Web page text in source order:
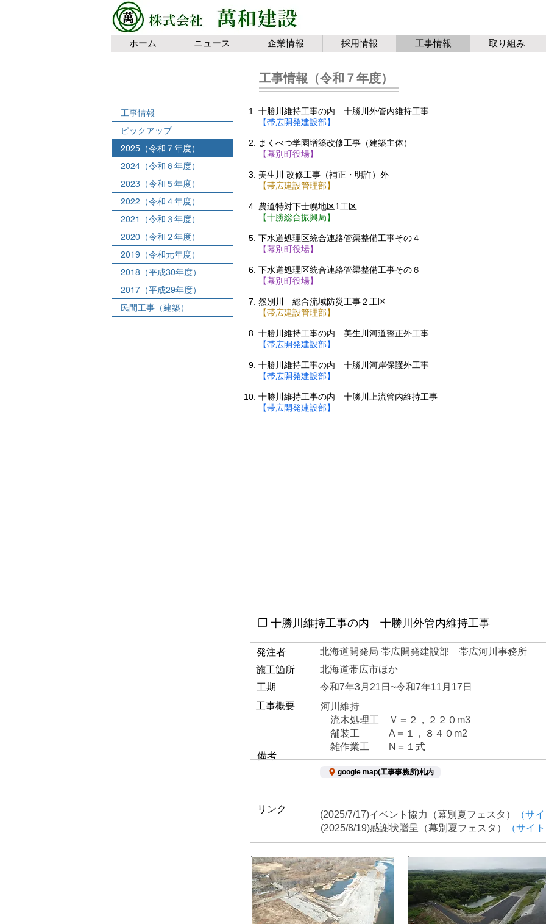
ホーム ニュース 企業情報 採用情報 工事情報 取り組み
工事情報
ピックアップ
2025（令和７年度）
2024（令和６年度）
2023（令和５年度）
2022（令和４年度）
2021（令和３年度）
2020（令和２年度）
2019（令和元年度）
2018（平成30年度）
2017（平成29年度）
民間工事（建築）
工事情報（令和７年度）
十勝川維持工事の内 十勝川外管内維持工事
【帯広開発建設部】
まくべつ学園増築改修工事（建築主体）
​【幕別町役場】
美生川 改修工事（補正・明許）外
【帯広建設管理部】
農道特対下士幌地区1工区​
【十勝総合振興局】
下水道処理区統合連絡管渠整備工事その４
【幕別町役場】
下水道処理区統合連絡管渠整備工事その６
【幕別町役場】
然別川 総合流域防災工事２工区​
【帯広建設管理部】
十勝川維持工事の内 美生川河道整正外工事
【帯広開発建設部】
十勝川維持工事の内 十勝川河岸保護外工事
【帯広開発建設部】
十勝川維持工事の内 十勝川上流管内維持工事
【帯広開発建設部】
❒ 十勝川維持工事の内 十勝川外管内維持工事
発注者
​施工箇所
工期
工事概要
備考
リンク
河川維持
​ 流木処理工 Ｖ＝２，２２０m3
舗装工 A＝１，８４０m2
​ 雑作業工 N＝１式
北海道開発局 帯広開発建設部 帯広河川事務所
北海道帯広市ほか
令和7年3月21日~令和7年11月17日
google map(工事事務所)札内
(2025/7/17)イベント協力（幕別夏フェスタ）​
（サ
(2025/8/19)感謝状贈呈（幕別夏フェスタ）​
（サイ